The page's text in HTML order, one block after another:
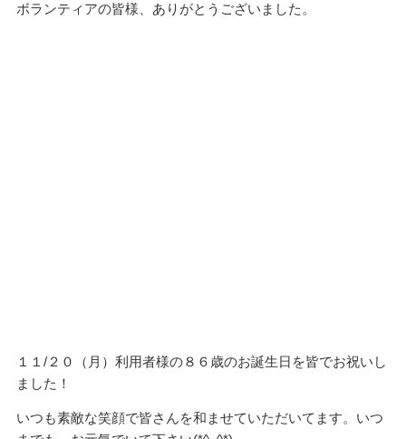
ボランティアの皆様、ありがとうございました。
１１/２０（月）利用者様の８６歳のお誕生日を皆でお祝いし
ました！
いつも素敵な笑顔で皆さんを和ませていただいてます。いつ